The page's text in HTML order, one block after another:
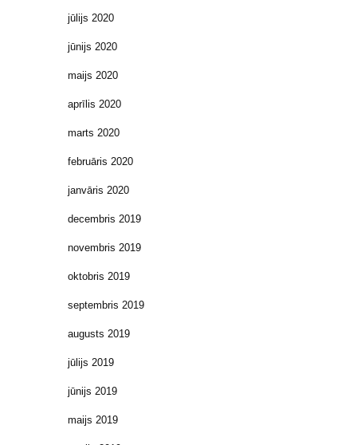
jūlijs 2020
jūnijs 2020
maijs 2020
aprīlis 2020
marts 2020
februāris 2020
janvāris 2020
decembris 2019
novembris 2019
oktobris 2019
septembris 2019
augusts 2019
jūlijs 2019
jūnijs 2019
maijs 2019